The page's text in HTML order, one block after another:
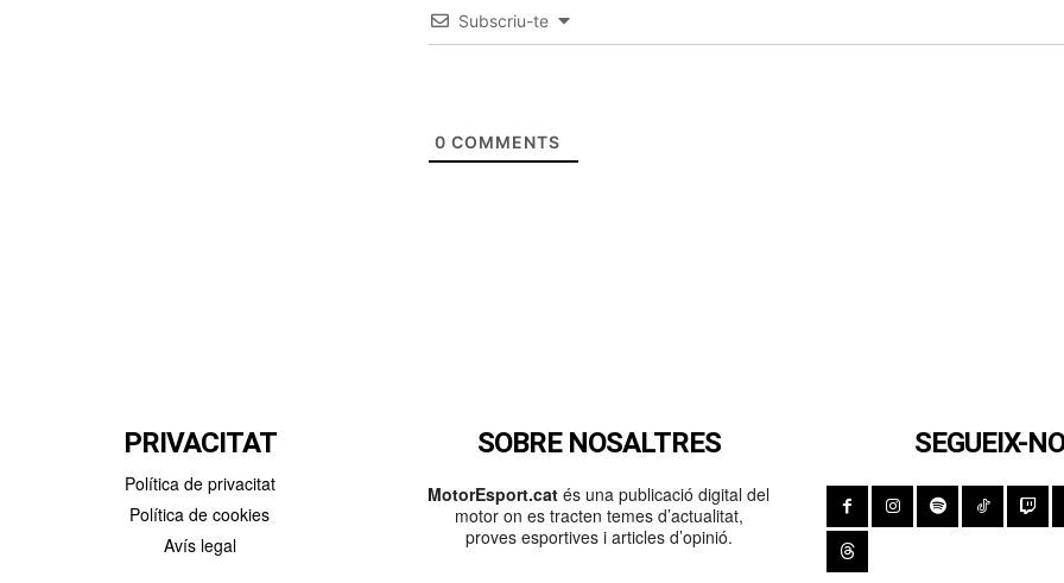
Subscriu-te
0 COMMENTS
PRIVACITAT
Política de privacitat
Política de cookies
Avís legal
SOBRE NOSALTRES
MotorEsport.cat és una publicació digital del
motor on es tracten temes d’actualitat,
proves esportives i articles d’opinió.
SEGUEIX-